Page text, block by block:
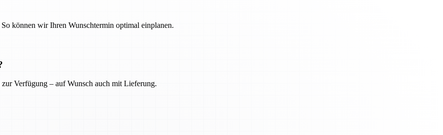
können wir Ihren Wunschtermin optimal einplanen.
Verfügung – auf Wunsch auch mit Lieferung.